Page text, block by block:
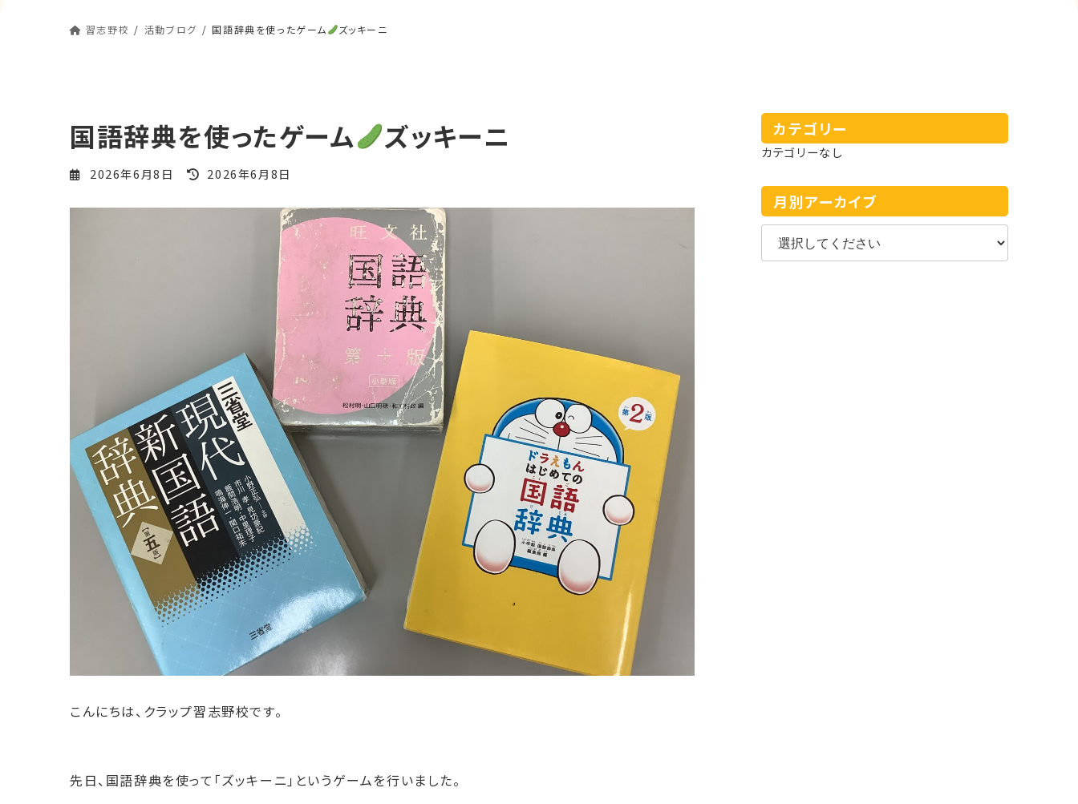
習志野校 活動ブログ 国語辞典を使ったゲーム ズッキーニ
国語辞典を使ったゲーム ズッキーニ
2026年6月8日
最
更
2026年6月8日
こんにちは、クラップ習志野校です。
先日、国語辞典を使って「ズッキーニ」というゲームを行いました。
カテゴリー
カテゴリーなし
月別アーカイブ